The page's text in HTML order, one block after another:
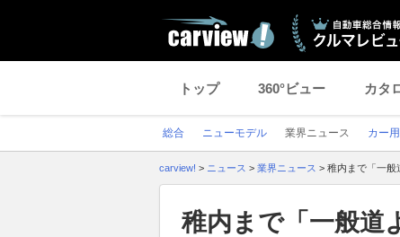
トップ 360°ビュー カタ
総合 ニューモデル 業界ニュース カー
carview! > ニュース > 業界ニュース > 稚内まで「一般
稚内まで「一般道